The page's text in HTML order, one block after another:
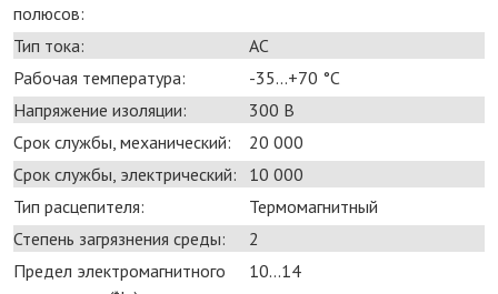
полюсов:
Тип тока:
AC
Рабочая температура:
-35...+70 °С
Напряжение изоляции:
300 В
Срок службы, механический:
20 000
Срок службы, электрический:
10 000
Тип расцепителя:
Термомагнитный
Степень загрязнения среды:
2
Предел электромагнитного
10...14